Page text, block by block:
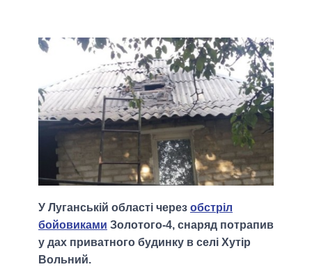
У Луганській області через обстріл
бойовиками Золотого-4, снаряд потрапив
у дах приватного будинку в селі Хутір
Вольний.